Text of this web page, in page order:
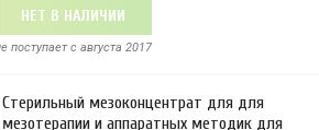
НЕТ В НАЛИЧИИ
поступает c августа 2017
Стерильный мезоконцентрат для для
мезотерапии и аппаратных методик для